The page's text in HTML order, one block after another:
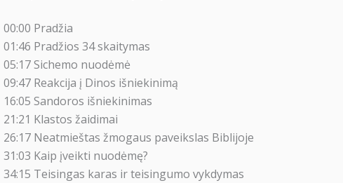
00:00 Pradžia
01:46 Pradžios 34 skaitymas
05:17 Sichemo nuodėmė
09:47 Reakcija į Dinos išniekinimą
16:05 Sandoros išniekinimas
21:21 Klastos žaidimai
26:17 Neatmieštas žmogaus paveikslas Biblijoje
31:03 Kaip įveikti nuodėmę?
34:15 Teisingas karas ir teisingumo vykdymas